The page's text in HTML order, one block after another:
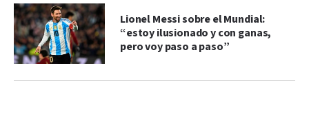
Lionel Messi sobre el Mundial:
“estoy ilusionado y con ganas,
pero voy paso a paso”